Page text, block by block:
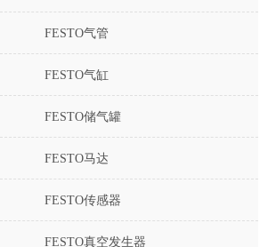
FESTO气管
FESTO气缸
FESTO储气罐
FESTO马达
FESTO传感器
FESTO真空发生器